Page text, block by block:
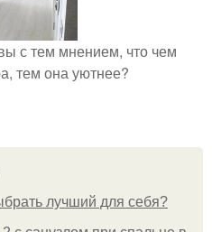
с тем мнением, что чем
тем она уютнее?
лучший для себя?